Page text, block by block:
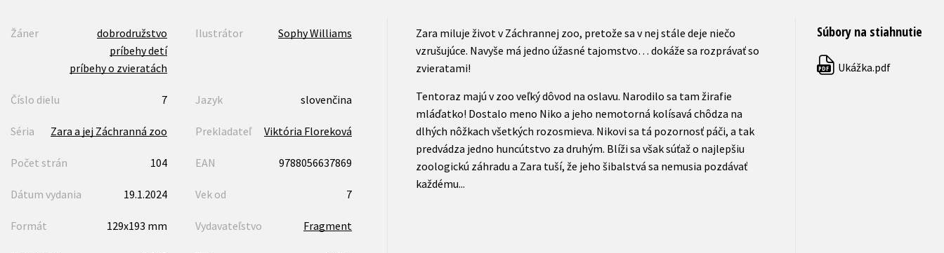
Žáner
dobrodružstvo
príbehy detí
príbehy o zvieratách
Ilustrátor Sophy Williams
Číslo dielu 7 Jazyk slovenčina
Séria Zara a jej Záchranná zoo Prekladateľ Viktória Floreková
Počet strán 104 EAN 9788056637869
Dátum vydania 19.1.2024 Vek od 7
Formát 129x193 mm Vydavateľstvo Fragment
Zara miluje život v Záchrannej zoo, pretože sa v nej stále deje niečo
vzrušujúce. Navyše má jedno úžasné tajomstvo… dokáže sa rozprávať so
zvieratami!
Tentoraz majú v zoo veľký dôvod na oslavu. Narodilo sa tam žirafie
mláďatko! Dostalo meno Niko a jeho nemotorná kolísavá chôdza na
dlhých nôžkach všetkých rozosmieva. Nikovi sa tá pozornosť páči, a tak
predvádza jedno huncútstvo za druhým. Blíži sa však súťaž o najlepšiu
zoologickú záhradu a Zara tuší, že jeho šibalstvá sa nemusia pozdávať
každému...
Súbory na stiahnutie
PDF Ukážka.pdf